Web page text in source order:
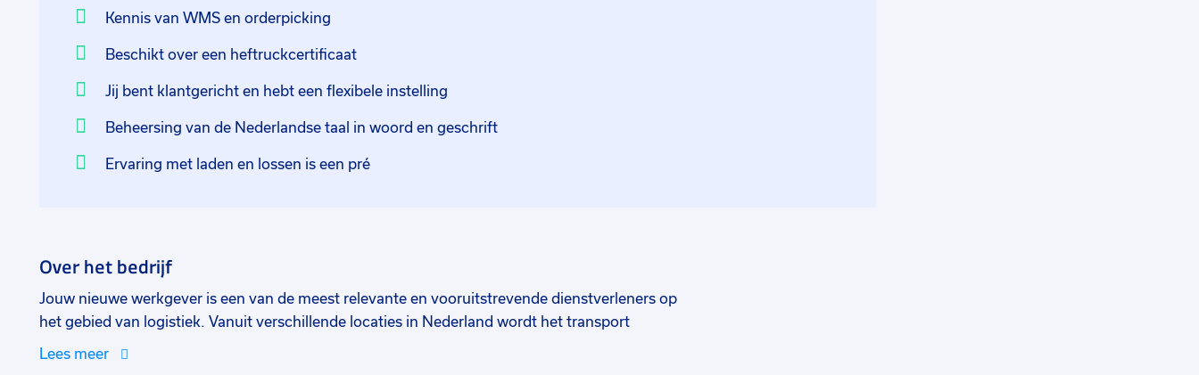
Kennis van WMS en orderpicking
Beschikt over een heftruckcertificaat
Jij bent klantgericht en hebt een flexibele instelling
Beheersing van de Nederlandse taal in woord en geschrift
Ervaring met laden en lossen is een pré
Over het bedrijf
Jouw nieuwe werkgever is een van de meest relevante en vooruitstrevende dienstverleners op
het gebied van logistiek. Vanuit verschillende locaties in Nederland wordt het transport
geregeld naar alle landen ter wereld.
Lees meer